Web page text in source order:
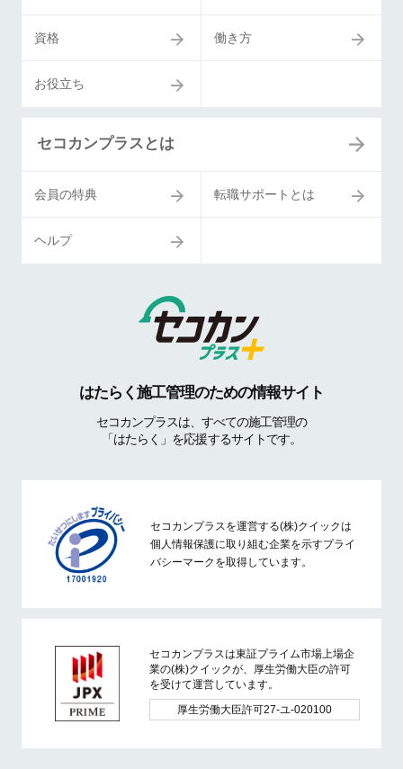
資格 働き方
お役立ち
セコカンプラスとは
会員の特典 転職サポートとは
ヘルプ
はたらく施工管理のための情報サイト
セコカンプラスは、すべての施工管理の
「はたらく」を応援するサイトです。
セコカンプラスを運営する(株)クイックは
個人情報保護に取り組む企業を示すプライ
バシーマークを取得しています。
セコカンプラスは東証プライム市場上場企
業の(株)クイックが、厚生労働大臣の許可
を受けて運営しています。
厚生労働大臣許可27-ユ-020100